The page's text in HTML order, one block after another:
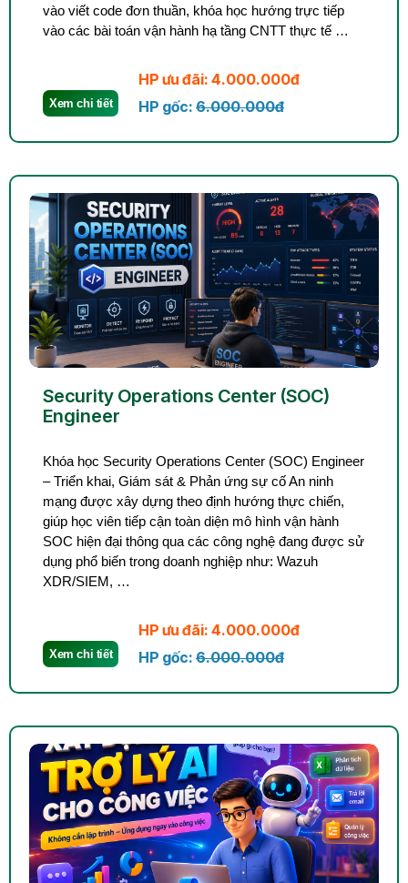
vào viết code đơn thuần, khóa học hướng trực tiếp
vào các bài toán vận hành hạ tầng CNTT thực tế …
HP ưu đãi: 4.000.000đ
HP gốc: 6.000.000đ
Xem chi tiết
Security Operations Center (SOC)
Engineer
Khóa học Security Operations Center (SOC) Engineer
– Triển khai, Giám sát & Phản ứng sự cố An ninh
mạng được xây dựng theo định hướng thực chiến,
giúp học viên tiếp cận toàn diện mô hình vận hành
SOC hiện đại thông qua các công nghệ đang được sử
dụng phổ biến trong doanh nghiệp như: Wazuh
XDR/SIEM, …
HP ưu đãi: 4.000.000đ
HP gốc: 6.000.000đ
Xem chi tiết